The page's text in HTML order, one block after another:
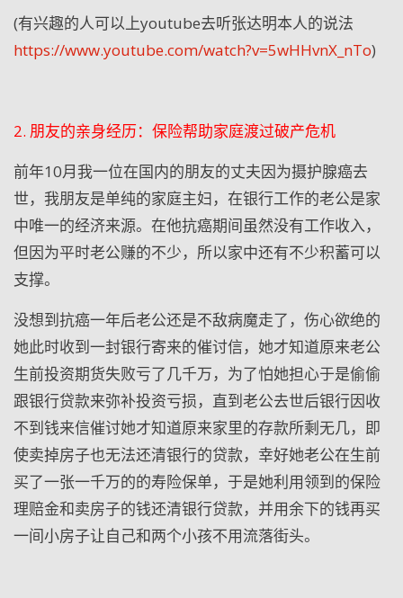
(有兴趣的人可以上youtube去听张达明本人的说法
https://www.youtube.com/watch?v=5wHHvnX_nTo)
2. 朋友的亲身经历：保险帮助家庭渡过破产危机
前年10月我一位在国内的朋友的丈夫因为摄护腺癌去
世，我朋友是单纯的家庭主妇，在银行工作的老公是家
中唯一的经济来源。在他抗癌期间虽然没有工作收入，
但因为平时老公赚的不少，所以家中还有不少积蓄可以
支撑。
没想到抗癌一年后老公还是不敌病魔走了，伤心欲绝的
她此时收到一封银行寄来的催讨信，她才知道原来老公
生前投资期货失败亏了几千万，为了怕她担心于是偷偷
跟银行贷款来弥补投资亏损，直到老公去世后银行因收
不到钱来信催讨她才知道原来家里的存款所剩无几，即
使卖掉房子也无法还清银行的贷款，幸好她老公在生前
买了一张一千万的的寿险保单，于是她利用领到的保险
理赔金和卖房子的钱还清银行贷款，并用余下的钱再买
一间小房子让自己和两个小孩不用流落街头。